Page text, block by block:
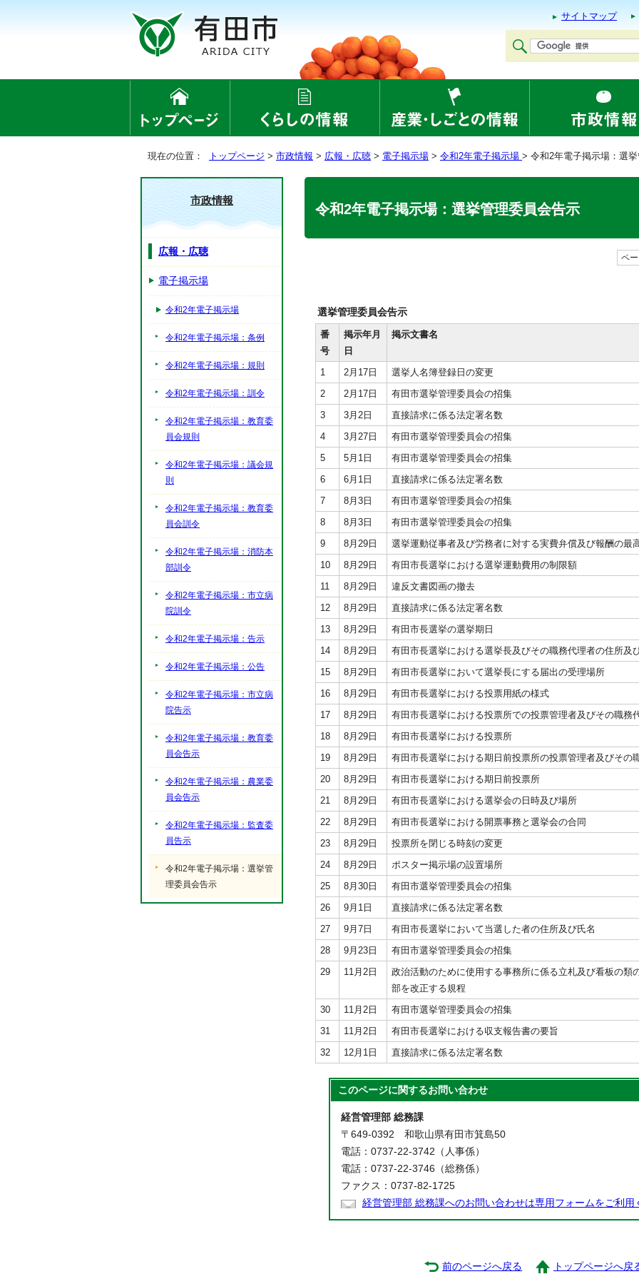
サイトマップ
現在の位置： トップページ > 市政情報 > 広報・広聴 > 電子掲示場 > 令和2年電子掲示場 > 令和2年電子掲示場：選
令和2年電子掲示場：選挙管理委員会告示
ペ
選挙管理委員会告示
番
号
掲示年月
日
掲示文書名
1 2月17日
選挙人名簿登録日の変更
2
2月17日
有田市選挙管理委員会の招集
3
3月2日
直接請求に係る法定署名数
4
3月27日
有田市選挙管理委員会の招集
5
5月1日
有田市選挙管理委員会の招集
6
6月1日
直接請求に係る法定署名数
7
8月3日
有田市選挙管理委員会の招集
8
8月3日
有田市選挙管理委員会の招集
9
8月29日
選挙運動従事者及び労務者に対する実費弁償及び報酬の最
10
8月29日
有田市長選挙における選挙運動費用の制限額
11
8月29日
違反文書図画の撤去
12
8月29日
直接請求に係る法定署名数
13
8月29日
有田市長選挙の選挙期日
14
8月29日
有田市長選挙における選挙長及びその職務代理者の住所及
15
8月29日
有田市長選挙において選挙長にする届出の受理場所
16
8月29日
有田市長選挙における投票用紙の様式
17
8月29日
有田市長選挙における投票所での投票管理者及びその職務
18
8月29日
有田市長選挙における投票所
19
8月29日
有田市長選挙における期日前投票所の投票管理者及びその
20
8月29日
有田市長選挙における期日前投票所
21
8月29日
有田市長選挙における選挙会の日時及び場所
22
8月29日
有田市長選挙における開票事務と選挙会の合同
23
8月29日
投票所を閉じる時刻の変更
24
8月29日
ポスター掲示場の設置場所
25
8月30日
有田市選挙管理委員会の招集
26
9月1日
直接請求に係る法定署名数
27
9月7日
有田市長選挙において当選した者の住所及び氏名
28
9月23日
有田市選挙管理委員会の招集
29
11月2日
政治活動のために使用する事務所に係る立札及び看板の類
部を改正する規程
30
11月2日
有田市選挙管理委員会の招集
31
11月2日
有田市長選挙における収支報告書の要旨
32
12月1日 直接請求に係る法定署名数
このページに関するお問い合わせ
経営管理部 総務課
〒649-0392 和歌山県有田市箕島50
電話：0737-22-3742（人事係）
電話：0737-22-3746（総務係）
ファクス：0737-82-1725
経営管理部 総務課へのお問い合わせは専用フォームをご利用
市政情報
広報・広聴
電子掲示場
令和2年電子掲示場
令和2年電子掲示場：条例
令和2年電子掲示場：規則
令和2年電子掲示場：訓令
令和2年電子掲示場：教育委
員会規則
令和2年電子掲示場：議会規
則
令和2年電子掲示場：教育委
員会訓令
令和2年電子掲示場：消防本
部訓令
令和2年電子掲示場：市立病
院訓令
令和2年電子掲示場：告示
令和2年電子掲示場：公告
令和2年電子掲示場：市立病
院告示
令和2年電子掲示場：教育委
員会告示
令和2年電子掲示場：農業委
員会告示
令和2年電子掲示場：監査委
員告示
令和2年電子掲示場：選挙管
理委員会告示
前のページへ戻る トップページへ戻